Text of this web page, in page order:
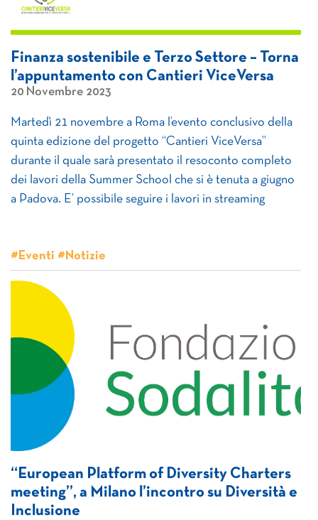
Finanza sostenibile e Terzo Settore – Torna
l’appuntamento con Cantieri ViceVersa
20 Novembre 2023
Martedì 21 novembre a Roma l’evento conclusivo della
quinta edizione del progetto “Cantieri ViceVersa”
durante il quale sarà presentato il resoconto completo
dei lavori della Summer School che si è tenuta a giugno
a Padova. E’ possibile seguire i lavori in streaming
#Eventi #Notizie
“European Platform of Diversity Charters
meeting”, a Milano l’incontro su Diversità e
Inclusione